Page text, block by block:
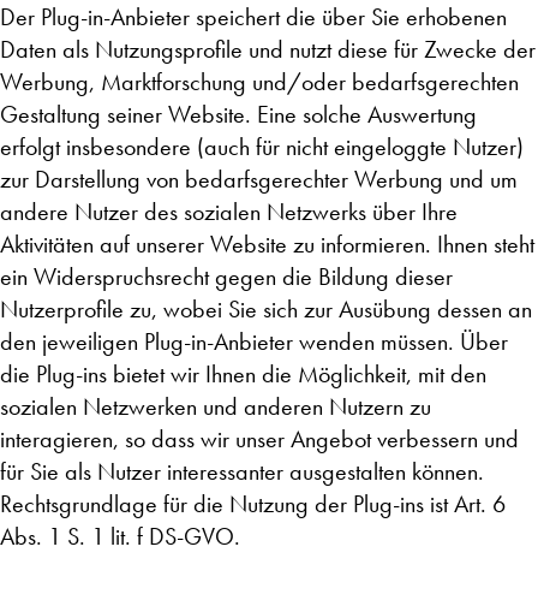
Der Plug-in-Anbieter speichert die über Sie erhobenen
Daten als Nutzungsprofile und nutzt diese für Zwecke der
Werbung, Marktforschung und/oder bedarfsgerechten
Gestaltung seiner Website. Eine solche Auswertung
erfolgt insbesondere (auch für nicht eingeloggte Nutzer)
zur Darstellung von bedarfsgerechter Werbung und um
andere Nutzer des sozialen Netzwerks über Ihre
Aktivitäten auf unserer Website zu informieren. Ihnen steht
ein Widerspruchsrecht gegen die Bildung dieser
Nutzerprofile zu, wobei Sie sich zur Ausübung dessen an
den jeweiligen Plug-in-Anbieter wenden müssen. Über
die Plug-ins bietet wir Ihnen die Möglichkeit, mit den
sozialen Netzwerken und anderen Nutzern zu
interagieren, so dass wir unser Angebot verbessern und
für Sie als Nutzer interessanter ausgestalten können.
Rechtsgrundlage für die Nutzung der Plug-ins ist Art. 6
Abs. 1 S. 1 lit. f DS-GVO.